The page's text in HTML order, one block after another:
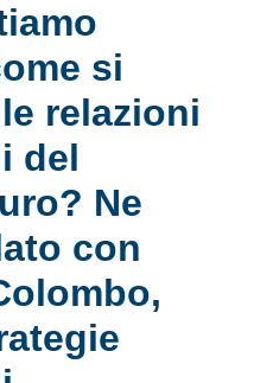
si
relazioni
del
Ne
con